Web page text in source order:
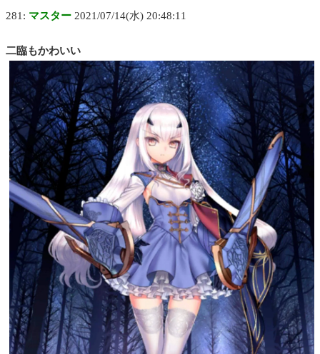
281: マスター 2021/07/14(水) 20:48:11
二臨もかわいい